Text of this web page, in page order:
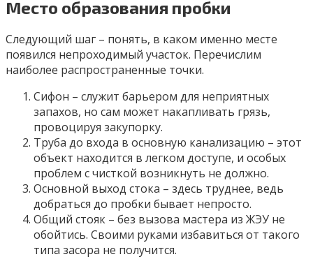
Место образования пробки
Следующий шаг – понять, в каком именно месте
появился непроходимый участок. Перечислим
наиболее распространенные точки.
Сифон – служит барьером для неприятных
запахов, но сам может накапливать грязь,
провоцируя закупорку.
Труба до входа в основную канализацию – этот
объект находится в легком доступе, и особых
проблем с чисткой возникнуть не должно.
Основной выход стока – здесь труднее, ведь
добраться до пробки бывает непросто.
Общий стояк – без вызова мастера из ЖЭУ не
обойтись. Своими руками избавиться от такого
типа засора не получится.